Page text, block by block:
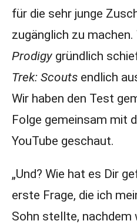
für die sehr junge
zugänglich zu machen.
Prodigygründlich
Trek: Scoutsendlich
Wir haben den Test
Folge gemeinsam mit
YouTube geschaut.
„Und? Wie hat es Dir
erste Frage, die ich
Sohn stellte, nachdem